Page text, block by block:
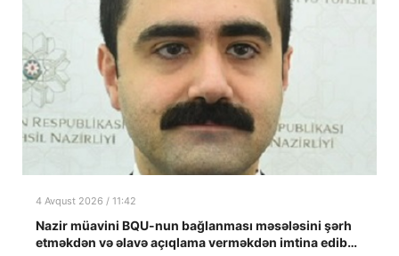
4 Avqust 2026 / 11:42
Nazir müavini BQU-nun bağlanması məsələsini şərh
etməkdən və əlavə açıqlama verməkdən imtina edib…